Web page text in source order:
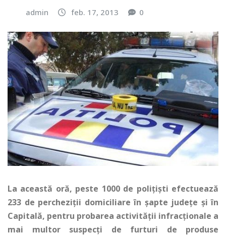
admin feb. 17, 2013 0
La această oră, peste 1000 de polițiști efectuează
233 de percheziții domiciliare în șapte județe și în
Capitală, pentru probarea activității infracționale a
mai multor suspecți de furturi de produse